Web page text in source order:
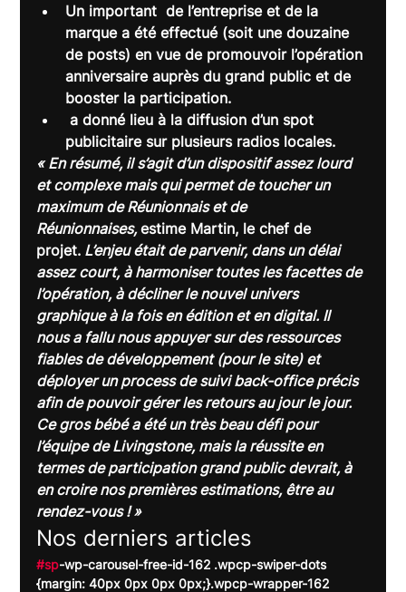
Un important de l’entreprise et de la
marque a été effectué (soit une douzaine
de posts) en vue de promouvoir l’opération
anniversaire auprès du grand public et de
booster la participation.
a donné lieu à la diffusion d’un spot
publicitaire sur plusieurs radios locales.
« En résumé, il s’agit d’un dispositif assez lourd
et complexe mais qui permet de toucher un
maximum de Réunionnais et de
Réunionnaises, estime Martin, le chef de
projet. L’enjeu était de parvenir, dans un délai
assez court, à harmoniser toutes les facettes de
l’opération, à décliner le nouvel univers
graphique à la fois en édition et en digital. Il
nous a fallu nous appuyer sur des ressources
fiables de développement (pour le site) et
déployer un process de suivi back-office précis
afin de pouvoir gérer les retours au jour le jour.
Ce gros bébé a été un très beau défi pour
l’équipe de Livingstone, mais la réussite en
termes de participation grand public devrait, à
en croire nos premières estimations, être au
rendez-vous ! »
Nos derniers articles
#sp-wp-carousel-free-id-162 .wpcp-swiper-dots
{margin: 40px 0px 0px 0px;}.wpcp-wrapper-162